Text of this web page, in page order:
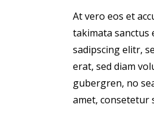
At vero eos et
takimata sanctus
sadipscing elitr,
erat, sed diam
gubergren, no
amet, consetetur